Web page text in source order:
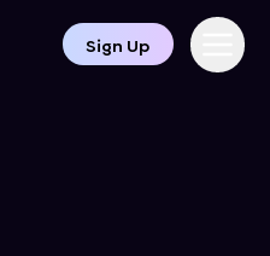
Sign Up